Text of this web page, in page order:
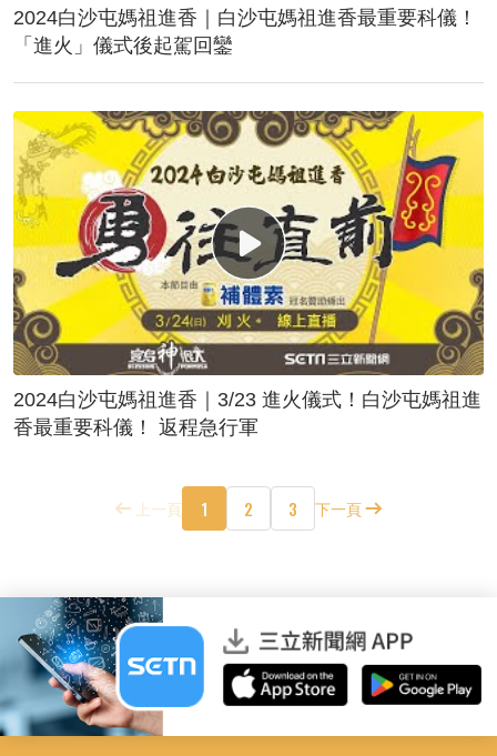
2024白沙屯媽祖進香｜白沙屯媽祖進香最重要科儀！
「進火」儀式後起駕回鑾
2024白沙屯媽祖進香｜3/23 進火儀式！白沙屯媽祖進
香最重要科儀！ 返程急行軍
上一頁 1 2 3 下一頁